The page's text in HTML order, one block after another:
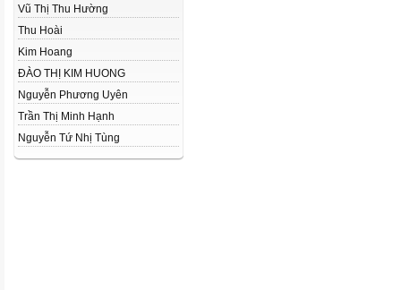
Vũ Thị Thu Hường
Thu Hoài
Kim Hoang
ĐÀO THỊ KIM HUONG
Nguyễn Phương Uyên
Trần Thị Minh Hạnh
Nguyễn Tứ Nhị Tùng